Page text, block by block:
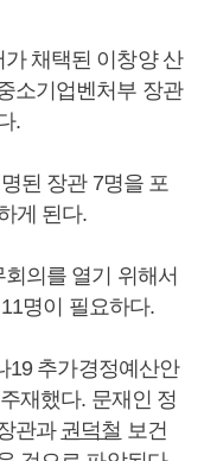
채택된 이창양 산
소기업벤처부 장관
.
된 장관 7명을 포
게 된다.
의를 열기 위해서
명이 필요하다.
19 추가경정예산안
재했다. 문재인 정
관과 권덕철 보건